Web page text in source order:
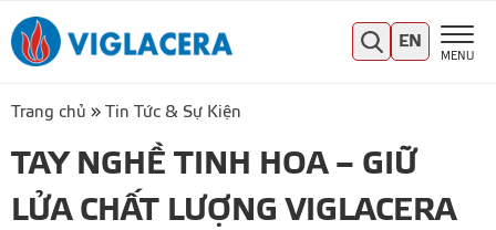
MENU
EN
Trang chủ » Tin Tức & Sự Kiện
TAY NGHỀ TINH HOA – GIỮ
LỬA CHẤT LƯỢNG VIGLACERA